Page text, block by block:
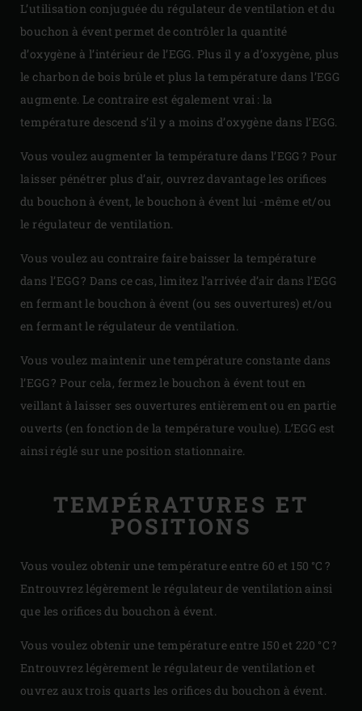
L’utilisation conjuguée du régulateur de ventilation et du
bouchon à évent permet de contrôler la quantité
d’oxygène à l’intérieur de l’EGG. Plus il y a d’oxygène, plus
le charbon de bois brûle et plus la température dans l’EGG
augmente. Le contraire est également vrai : la
température descend s’il y a moins d’oxygène dans l’EGG.
Vous voulez augmenter la température dans l’EGG ? Pour
laisser pénétrer plus d’air, ouvrez davantage les orifices
du bouchon à évent, le bouchon à évent lui -même et/ou
le régulateur de ventilation.
Vous voulez au contraire faire baisser la température
dans l’EGG ? Dans ce cas, limitez l’arrivée d’air dans l’EGG
en fermant le bouchon à évent (ou ses ouvertures) et/ou
en fermant le régulateur de ventilation.
Vous voulez maintenir une température constante dans
l’EGG ? Pour cela, fermez le bouchon à évent tout en
veillant à laisser ses ouvertures entièrement ou en partie
ouverts (en fonction de la température voulue). L’EGG est
ainsi réglé sur une position stationnaire.
TEMPÉRATURES ET
POSITIONS
Vous voulez obtenir une température entre 60 et 150 °C ?
Entrouvrez légèrement le régulateur de ventilation ainsi
que les orifices du bouchon à évent.
Vous voulez obtenir une température entre 150 et 220 °C ?
Entrouvrez légèrement le régulateur de ventilation et
ouvrez aux trois quarts les orifices du bouchon à évent.